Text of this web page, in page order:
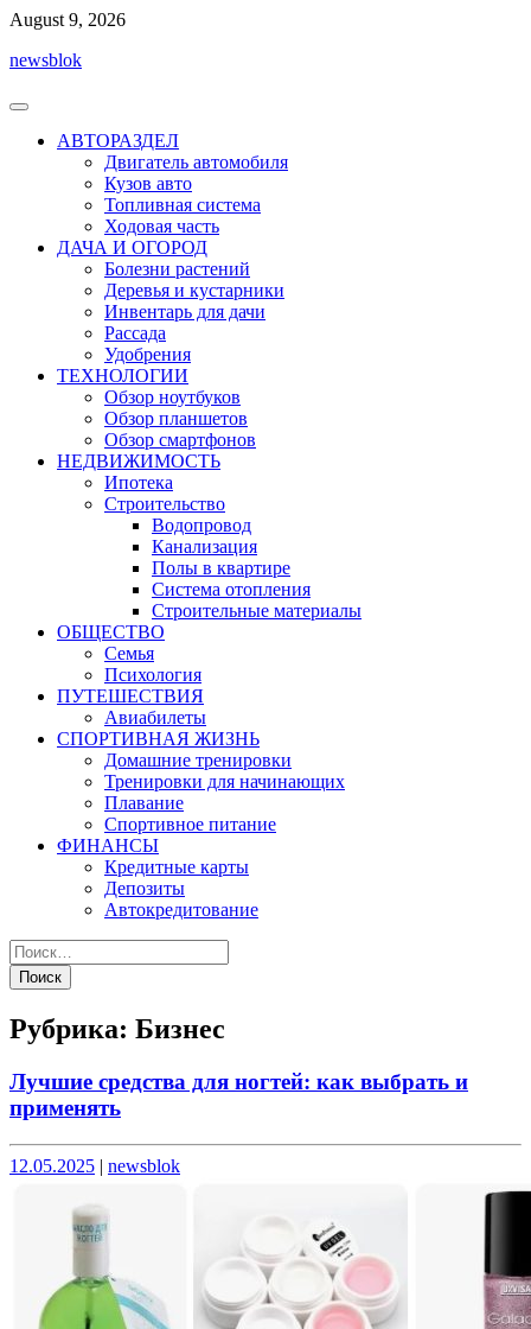
Перейти
содержимому
August 9, 2026
newsblok
АВТОРАЗДЕЛ
Двигатель автомобиля
Кузов авто
Топливная система
Ходовая часть
ДАЧА И ОГОРОД
Болезни растений
Деревья и кустарники
Инвентарь для дачи
Рассада
Удобрения
ТЕХНОЛОГИИ
Обзор ноутбуков
Обзор планшетов
Обзор смартфонов
НЕДВИЖИМОСТЬ
Ипотека
Строительство
Водопровод
Канализация
Полы в квартире
Система отопления
Строительные материалы
ОБЩЕСТВО
Семья
Психология
ПУТЕШЕСТВИЯ
Авиабилеты
СПОРТИВНАЯ ЖИЗНЬ
Домашние тренировки
Тренировки для начинающих
Плавание
Спортивное питание
ФИНАНСЫ
Кредитные карты
Депозиты
Автокредитование
Рубрика: Бизнес
Лучшие средства для ногтей: как выбрать и
применять
Опубликовано
12.05.2025 | Опубликовано
newsblok